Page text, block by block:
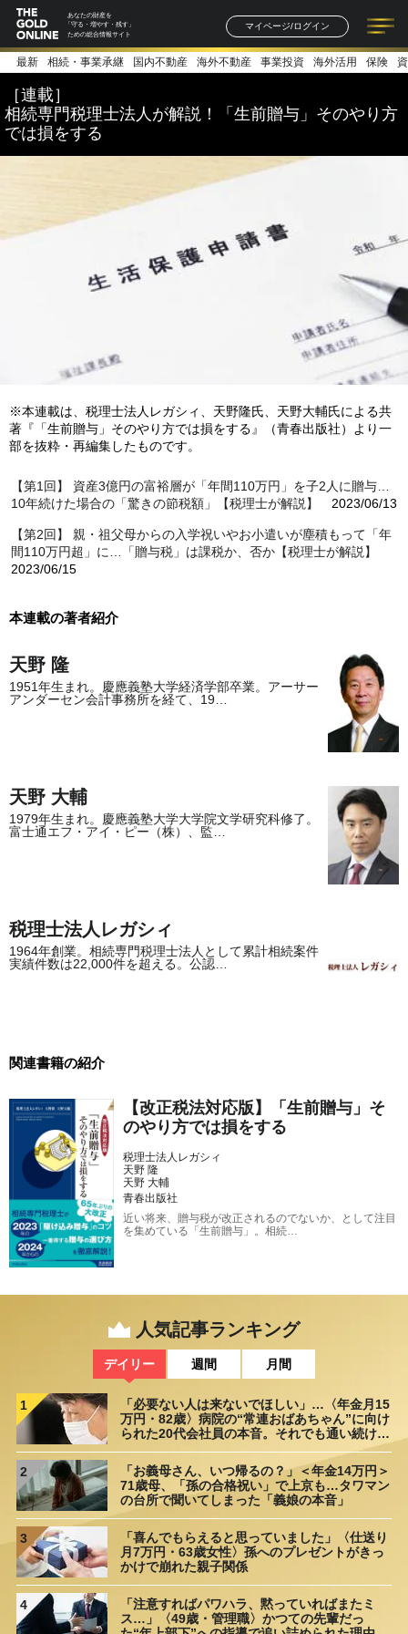
あなたの財産を
「守る・増やす・残す」
ための総合情報サイト
マイページ/ログイン
記事一覧 連載一覧
著者一覧 書籍一覧
最新 相続・事業承継 国内不動産 海外不動産 事業投資 海外活用 保険
［連載］
相続専門税理士法人が解説！「生前贈与」そのやり方
では損をする
※本連載は、税理士法人レガシィ、天野隆氏、天野大輔氏による共
著『「生前贈与」そのやり方では損をする』（青春出版社）より一
部を抜粋・再編集したものです。
【第1回】 資産3億円の富裕層が「年間110万円」を子2人に贈与…
10年続けた場合の「驚きの節税額」【税理士が解説】
2023/06/13
【第2回】 親・祖父母からの入学祝いやお小遣いが塵積もって「年
間110万円超」に…「贈与税」は課税か、否か【税理士が解説】
2023/06/15
本連載の著者紹介
天野 隆
1951年生まれ。慶應義塾大学経済学部卒業。アーサー
アンダーセン会計事務所を経て、19…
天野 大輔
1979年生まれ。慶應義塾大学大学院文学研究科修了。
富士通エフ・アイ・ピー（株）、監…
税理士法人レガシィ
1964年創業。相続専門税理士法人として累計相続案件
実績件数は22,000件を超える。公認…
関連書籍の紹介
【改正税法対応版】「生前贈与」そ
のやり方では損をする
税理士法人レガシィ
天野 隆
天野 大輔
青春出版社
近い将来、贈与税が改正されるのでないか、として注目
を集めている「生前贈与」。相続…
人気記事ランキング
デイリー 週間 月間
1
「必要ない人は来ないでほしい」…〈年金月15
万円・82歳〉病院の“常連おばあちゃん”に向け
られた20代会社員の本音。それでも通い続ける
2
「お義母さん、いつ帰るの？」＜年金14万円＞
71歳母、「孫の合格祝い」で上京も…タワマン
の台所で聞いてしまった「義娘の本音」
3
「喜んでもらえると思っていました」〈仕送り
月7万円・63歳女性〉孫へのプレゼントがきっ
かけで崩れた親子関係
4
「注意すればパワハラ、黙っていればまたミ
ス…」〈49歳・管理職〉かつての先輩だっ